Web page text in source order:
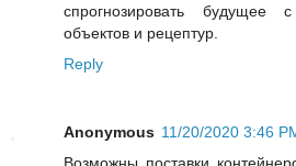
спрогнозировать будущее
объектов и рецептур.
Reply
Anonymous 11/20/2020 3:46
Возможны поставки